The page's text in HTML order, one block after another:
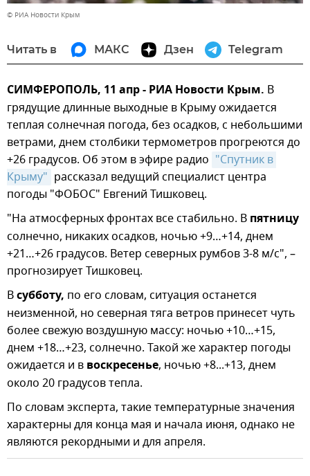
© РИА Новости Крым
Читать в МАКС Дзен Telegram
СИМФЕРОПОЛЬ, 11 апр - РИА Новости Крым. В
грядущие длинные выходные в Крыму ожидается
теплая солнечная погода, без осадков, с небольшими
ветрами, днем столбики термометров прогреются до
+26 градусов. Об этом в эфире радио "Спутник в
Крыму" рассказал ведущий специалист центра
погоды "ФОБОС" Евгений Тишковец.
"На атмосферных фронтах все стабильно. В пятницу
солнечно, никаких осадков, ночью +9…+14, днем
+21…+26 градусов. Ветер северных румбов 3-8 м/с", –
прогнозирует Тишковец.
Всубботу, по его словам, ситуация останется
неизменной, но северная тяга ветров принесет чуть
более свежую воздушную массу: ночью +10…+15,
днем +18…+23, солнечно. Такой же характер погоды
ожидается и в воскресенье, ночью +8...+13, днем
около 20 градусов тепла.
По словам эксперта, такие температурные значения
характерны для конца мая и начала июня, однако не
являются рекордными и для апреля.